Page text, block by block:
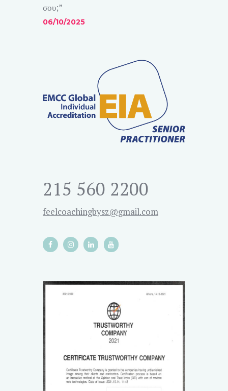
σου;”
06/10/2025
215 560 2200
feelcoachingbysz@gmail.com